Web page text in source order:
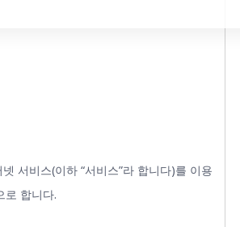
서비스(이하 “서비스”라 합니다)를 이용
로 합니다.